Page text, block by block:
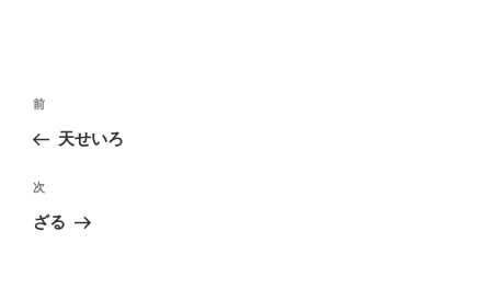
投
ナ
ビ
ゲ
前
の
稿
前
天せいろ
次
の
次
ざる